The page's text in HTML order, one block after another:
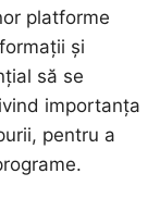
platforme
și
să se
importanța
pentru a